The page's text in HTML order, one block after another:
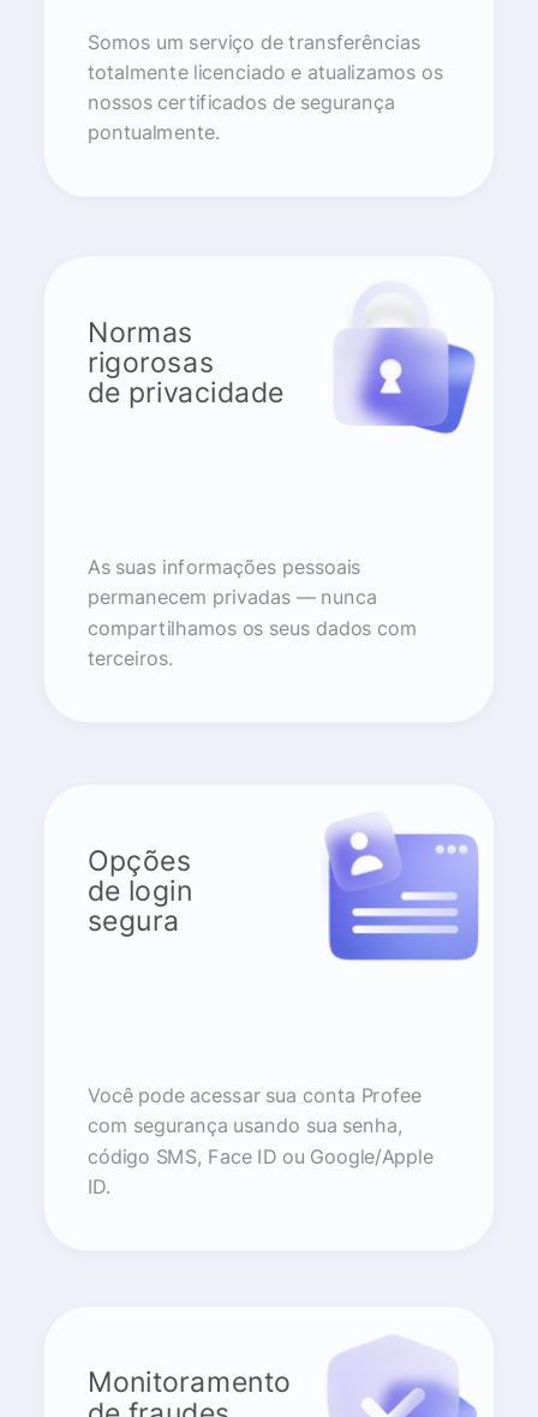
Somos um serviço de transferências
totalmente licenciado e atualizamos os
nossos certificados de segurança
pontualmente.
Normas
rigorosas
de privacidade
As suas informações pessoais
permanecem privadas — nunca
compartilhamos os seus dados com
terceiros.
Opções
de login
segura
Você pode acessar sua conta Profee
com segurança usando sua senha,
código SMS, Face ID ou Google/Apple
ID.
Monitoramento